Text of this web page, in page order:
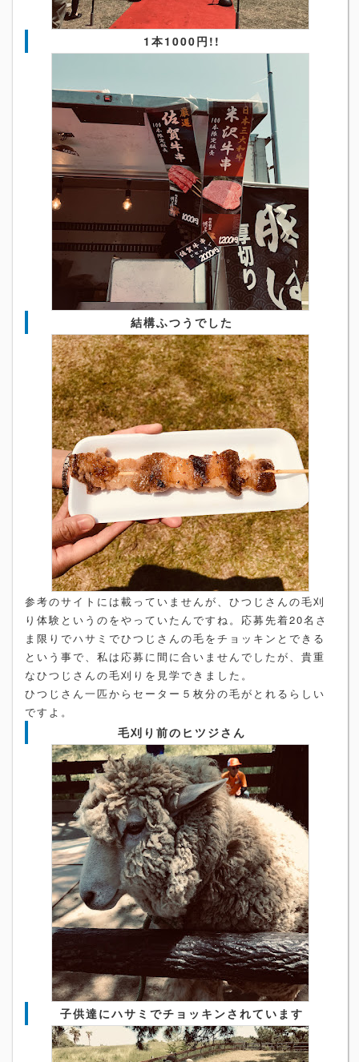
1本1000円!!
結構ふつうでした
参考のサイトには載っていませんが、ひつじさんの毛刈
り体験というのをやっていたんですね。応募先着20名さ
ま限りでハサミでひつじさんの毛をチョッキンとできる
という事で、私は応募に間に合いませんでしたが、貴重
なひつじさんの毛刈りを見学できました。
ひつじさん一匹からセーター５枚分の毛がとれるらしい
ですよ。
毛刈り前のヒツジさん
子供達にハサミでチョッキンされています